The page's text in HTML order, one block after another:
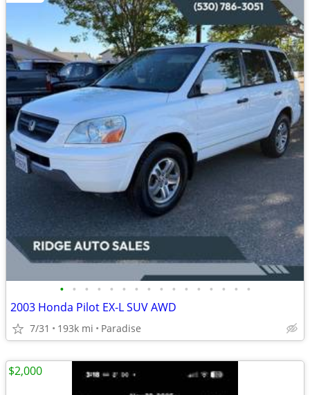
• • • • • • • • • • • • • • • •
2003 Honda Pilot EX-L SUV AWD
7/31 193k mi Paradise
$2,000